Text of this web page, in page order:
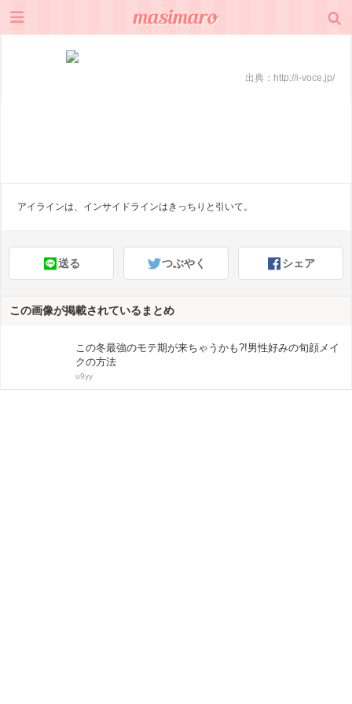
出典： http://i-voce.jp/
アイラインは、インサイドラインはきっちりと引いて。
送る つぶやく シェア
この画像が掲載されているまとめ
この冬最強のモテ期が来ちゃうかも?!男性好みの旬顔メイ
クの方法
u9yy